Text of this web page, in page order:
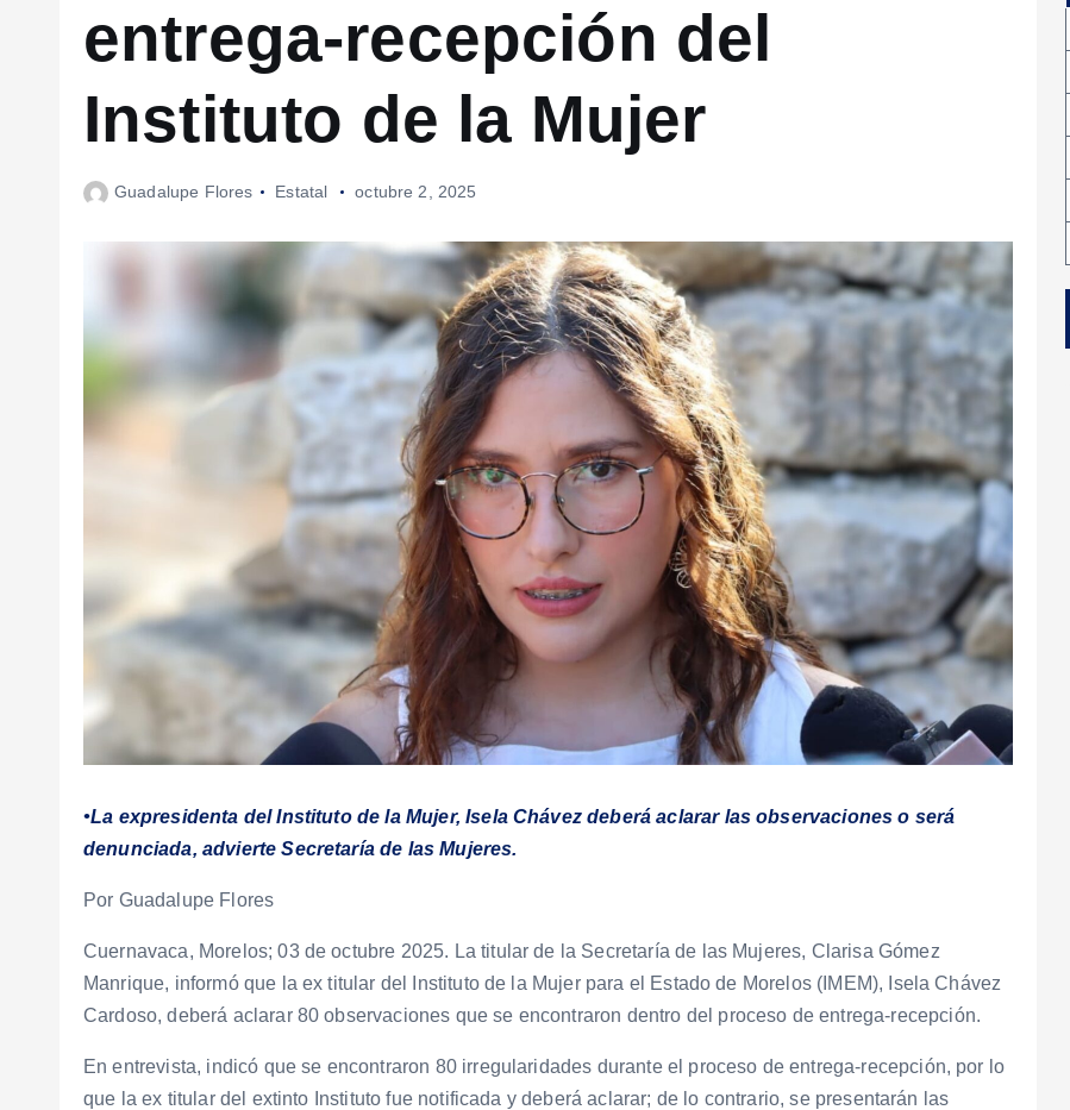
entrega-recepción del
Instituto de la Mujer
Guadalupe Flores Estatal octubre 2, 2025
•La expresidenta del Instituto de la Mujer, Isela Chávez deberá aclarar las observaciones o será
denunciada, advierte Secretaría de las Mujeres.
Por Guadalupe Flores
Cuernavaca, Morelos; 03 de octubre 2025. La titular de la Secretaría de las Mujeres, Clarisa Gómez
Manrique, informó que la ex titular del Instituto de la Mujer para el Estado de Morelos (IMEM), Isela Chávez
Cardoso, deberá aclarar 80 observaciones que se encontraron dentro del proceso de entrega-recepción.
En entrevista, indicó que se encontraron 80 irregularidades durante el proceso de entrega-recepción, por lo
que la ex titular del extinto Instituto fue notificada y deberá aclarar; de lo contrario, se presentarán las